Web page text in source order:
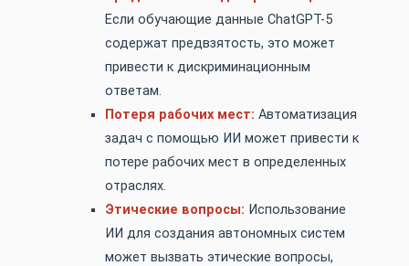
Если обучающие данные ChatGPT-5
содержат предвзятость, это может
привести к дискриминационным
ответам.
Потеря рабочих мест: Автоматизация
задач с помощью ИИ может привести к
потере рабочих мест в определенных
отраслях.
Этические вопросы: Использование
ИИ для создания автономных систем
может вызвать этические вопросы,